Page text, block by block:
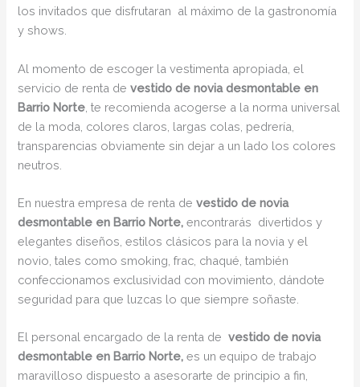
los invitados que disfrutaran al máximo de la gastronomía
y shows.
Al momento de escoger la vestimenta apropiada, el
servicio de renta devestido de novia desmontable en
Barrio Norte , te recomienda acogerse a la norma universal
de la moda, colores claros, largas colas, pedrería,
transparencias obviamente sin dejar a un lado los colores
neutros.
En nuestra empresa de renta devestido de novia
desmontable en Barrio Norte,encontrarás divertidos y
elegantes diseños, estilos clásicos para la novia y el
novio, tales como smoking, frac, chaqué, también
confeccionamos exclusividad con movimiento, dándote
seguridad para que luzcas lo que siempre soñaste.
El personal encargado de la renta devestido de novia
desmontable en Barrio Norte, es un equipo de trabajo
maravilloso dispuesto a asesorarte de principio a fin,